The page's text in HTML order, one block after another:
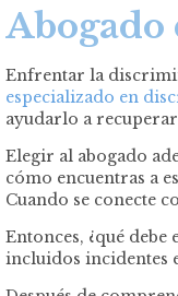
Enfrentar la
especializado en
ayudarlo a
Elegir al abogado
cómo encuentras a
Cuando se conecte
Entonces, ¿qué
incluidos incidentes